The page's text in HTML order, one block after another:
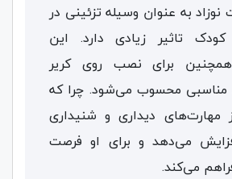
نوزاد به عنوان وسیله تزئینی در
تاثیر زیادی دارد. این
برای نصب روی کریر
مناسبی محسوب می‌شود. چرا که
مهارت‌های دیداری و شنیداری
می‌دهد و برای او فرصت
می‌کند.